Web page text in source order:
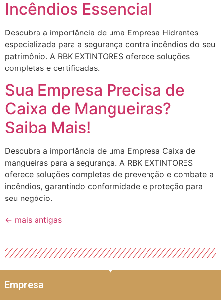
Incêndios Essencial
Descubra a importância de uma Empresa Hidrantes
especializada para a segurança contra incêndios do seu
patrimônio. A RBK EXTINTORES oferece soluções
completas e certificadas.
Sua Empresa Precisa de
Caixa de Mangueiras?
Saiba Mais!
Descubra a importância de uma Empresa Caixa de
mangueiras para a segurança. A RBK EXTINTORES
oferece soluções completas de prevenção e combate a
incêndios, garantindo conformidade e proteção para
seu negócio.
← mais antigas
Empresa